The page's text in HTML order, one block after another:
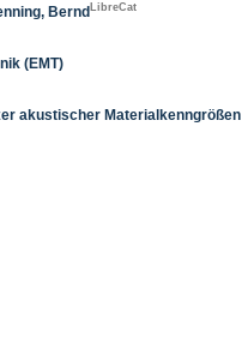
Bernd LibreCat
(EMT)
akustischer Materialkenngrößen